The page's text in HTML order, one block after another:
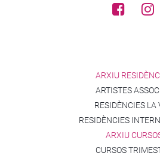
ARXIU
ARTISTES
RESIDÈNCIES LA
RESIDÈNCIES
ARXIU
CURSOS